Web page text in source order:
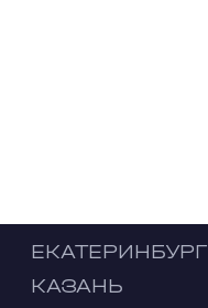
ЕКАТЕРИНБУРГ
КАЗАНЬ